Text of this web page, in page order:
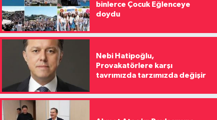
binlerce Çocuk Eğlenceye
doydu
Nebi Hatipoğlu,
Provakatörlere karşı
tavrımızda tarzımızda değişir